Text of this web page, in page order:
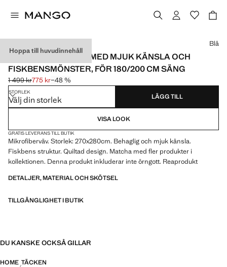
Hoppa till huvudinnehåll
MIKROFIBERTÄCKE MED MJUK KÄNSLA OCH
FISKBENSMÖNSTER, FÖR 180/200 CM SÄNG
Ursprungligt pris överstruket [1 499 kr ]
1 499 kr
Gällande pris [775 kr ]
775 kr−48 %
Välj en färg
Blå
STORLEK
Välj din storlek LÄGG TILL
VISA LOOK
GRATIS LEVERANS TILL BUTIK
Mikrofiberväv. Storlek: 270x280cm. Behaglig och mjuk känsla.
Fiskbens struktur. Quiltad design. Matcha med fler produkter i
kollektionen. Denna produkt inkluderar inte örngott. Reaprodukt
DETALJER, MATERIAL OCH SKÖTSEL
TILLGÄNGLIGHET I BUTIK
DU KANSKE OCKSÅ GILLAR
HOME TÄCKEN